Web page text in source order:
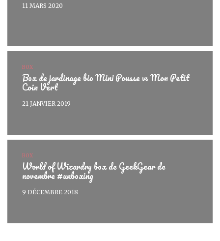
11 MARS 2020
BOX
Box de jardinage bio Mini Pousse vs Mon Petit
Coin Vert
21 JANVIER 2019
BOX
World of Wizardry box de GeekGear de
novembre #unboxing
9 DÉCEMBRE 2018